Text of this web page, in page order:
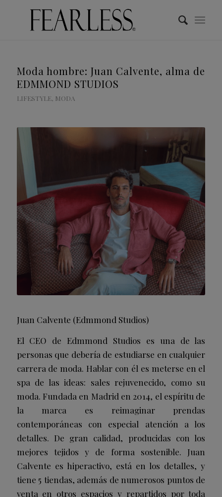
Moda hombre: Juan Calvente, alma de
EDMMOND STUDIOS
LIFESTYLE, MODA
Juan Calvente (Edmmond Studios)
El CEO de Edmmond Studios es una de las
personas que debería de estudiarse en cualquier
carrera de moda. Hablar con él es meterse en el
spa de las ideas: sales rejuvenecido, como su
moda. Fundada en Madrid en 2014, el espíritu de
la marca es reimaginar prendas
contemporáneas con especial atención a los
detalles. De gran calidad, producidas con los
mejores tejidos y de forma sostenible. Juan
Calvente es hiperactivo, está en los detalles, y
tiene 5 tiendas, además de numerosos puntos de
venta en otros espacios y repartidos por toda